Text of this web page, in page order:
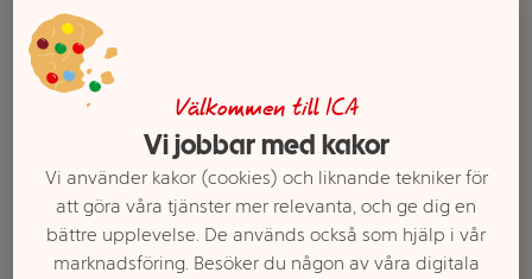
Välj butik och handla
Välkommen till ICA
Vi jobbar med kakor
Vi använder kakor (cookies) och liknande tekniker för
att göra våra tjänster mer relevanta, och ge dig en
bättre upplevelse. De används också som hjälp i vår
marknadsföring. Besöker du någon av våra digitala